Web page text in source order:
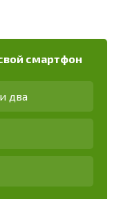
смартфон
два